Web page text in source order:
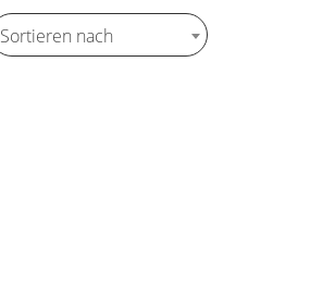
Sortieren nach